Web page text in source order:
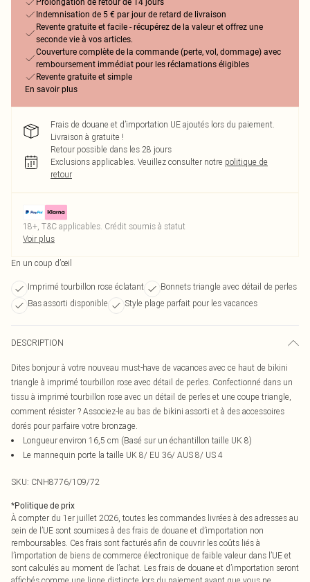
Prolongation de retour de 14 jours
Indemnisation de 5 € par jour de retard de livraison
Revente gratuite et facile - récupérez de la valeur et offrez une
seconde vie à vos articles.
Couverture complète de la commande (perte, vol, dommage) avec
remboursement immédiat pour les réclamations éligibles
Revente gratuite et simple
En savoir plus
Frais de douane et d’importation UE ajoutés lors du paiement.
Livraison à gratuite !
Retour possible dans les 28 jours
Exclusions applicables. Veuillez consulter notre politique de
retour
18+, T&C applicables. Crédit soumis à statut
Voir plus
En un coup d’œil
Imprimé tourbillon rose éclatant
Bonnets triangle avec détail de perles
Bas assorti disponible
Style plage parfait pour les vacances
DESCRIPTION
Dites bonjour à votre nouveau must-have de vacances avec ce haut de bikini
triangle à imprimé tourbillon rose avec détail de perles. Confectionné dans un
tissu à imprimé tourbillon rose avec un détail de perles et une coupe triangle,
comment résister ? Associez-le au bas de bikini assorti et à des accessoires
dorés pour parfaire votre bronzage.
Longueur environ 16,5 cm (Basé sur un échantillon taille UK 8)
Le mannequin porte la taille UK 8/ EU 36/ AUS 8/ US 4
SKU: CNH8776/109/72
*Politique de prix
À compter du 1er juillet 2026, toutes les commandes livrées à des adresses au
sein de l’UE sont soumises à des frais de douane et d’importation non
remboursables. Ces frais sont facturés afin de couvrir les coûts liés à
l’importation de biens de commerce électronique de faible valeur dans l’UE et
sont calculés au moment de l’achat. Les frais de douane et d’importation seront